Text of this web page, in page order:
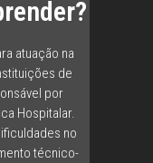
atuação na
de
por
Hospitalar.
no
técnico-